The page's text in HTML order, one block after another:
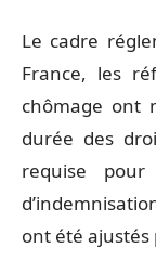
Le cadre
France, les
chômage ont
durée des
requise
ont été ajustés